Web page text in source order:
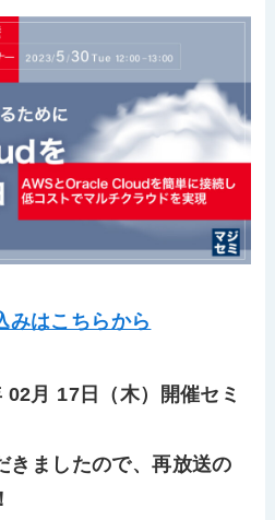
みはこちらから
月 17日（木）開催セミ
きましたので、再放送の